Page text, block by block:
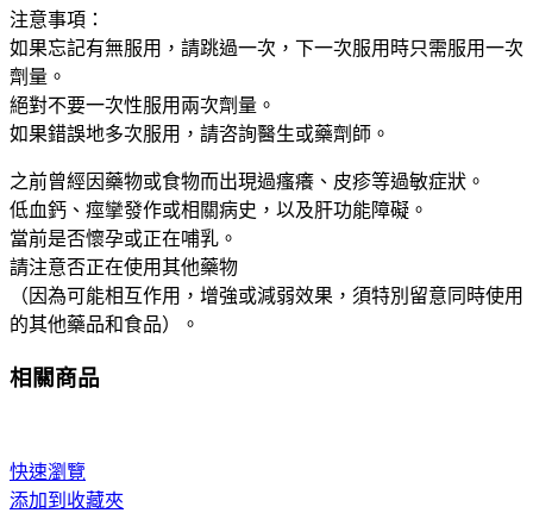
注意事項：
如果忘記有無服用，請跳過一次，下一次服用時只需服用一次
劑量。
絕對不要一次性服用兩次劑量。
如果錯誤地多次服用，請咨詢醫生或藥劑師。
之前曾經因藥物或食物而出現過瘙癢、皮疹等過敏症狀。
低血鈣、痙攣發作或相關病史，以及肝功能障礙。
當前是否懷孕或正在哺乳。
請注意否正在使用其他藥物
（因為可能相互作用，增強或減弱效果，須特別留意同時使用
的其他藥品和食品）。
相關商品
快速瀏覽
添加到收藏夾